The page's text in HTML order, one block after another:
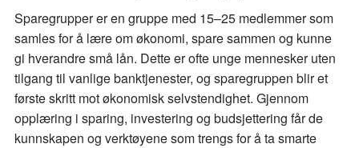
Sparegrupper er en gruppe med 15–25 medlemmer som
samles for å lære om økonomi, spare sammen og kunne
gi hverandre små lån. Dette er ofte unge mennesker uten
tilgang til vanlige banktjenester, og sparegruppen blir et
første skritt mot økonomisk selvstendighet. Gjennom
opplæring i sparing, investering og budsjettering får de
kunnskapen og verktøyene som trengs for å ta smarte